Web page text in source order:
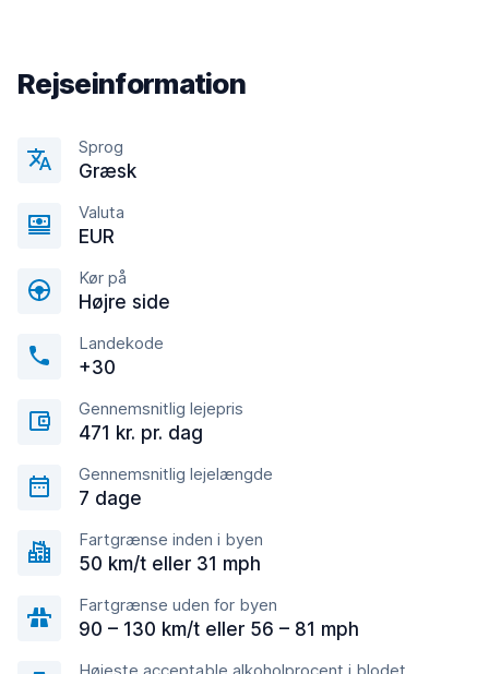
Rejseinformation
Sprog
Græsk
Valuta
EUR
Kør på
Højre side
Landekode
+30
Gennemsnitlig lejepris
471 kr. pr. dag
Gennemsnitlig lejelængde
7 dage
Fartgrænse inden i byen
50 km/t eller 31 mph
Fartgrænse uden for byen
90 – 130 km/t eller 56 – 81 mph